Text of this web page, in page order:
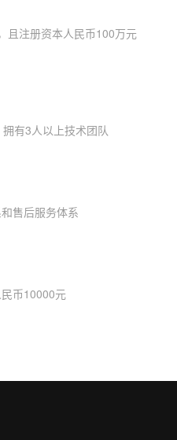
且注册资本人民币100万元
有3人以上技术团队
售后服务体系
币10000元